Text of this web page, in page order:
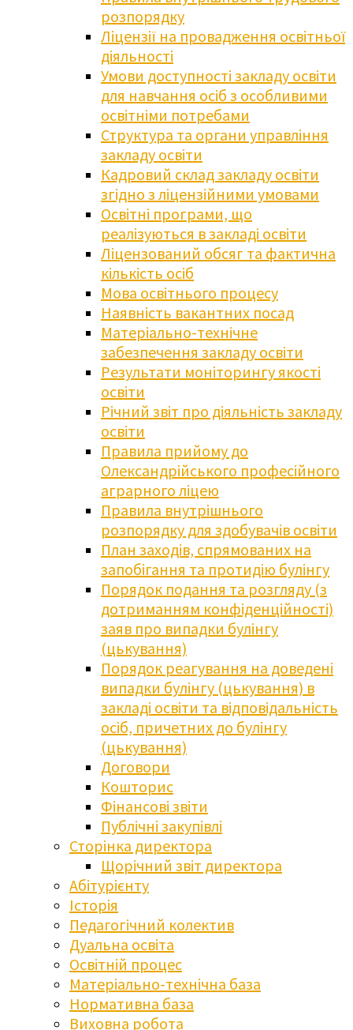
розпорядку
Ліцензії на провадження освітньої
діяльності
Умови доступності закладу освіти
для навчання осіб з особливими
освітніми потребами
Структура та органи управління
закладу освіти
Кадровий склад закладу освіти
згідно з ліцензійними умовами
Освітні програми, що
реалізуються в закладі освіти
Ліцензований обсяг та фактична
кількість осіб
Мова освітнього процесу
Наявність вакантних посад
Матеріально-технічне
забезпечення закладу освіти
Результати моніторингу якості
освіти
Річний звіт про діяльність закладу
освіти
Правила прийому до
Олександрійського професійного
аграрного ліцею
Правила внутрішнього
розпорядку для здобувачів освіти
План заходів, спрямованих на
запобігання та протидію булінгу
Порядок подання та розгляду (з
дотриманням конфіденційності)
заяв про випадки булінгу
(цькування)
Порядок реагування на доведені
випадки булінгу (цькування) в
закладі освіти та відповідальність
осіб, причетних до булінгу
(цькування)
Договори
Кошторис
Фінансові звіти
Публічні закупівлі
Сторінка директора
Щорічний звіт директора
Абітурієнту
Історія
Педагогічний колектив
Дуальна освіта
Освітній процес
Матеріально-технічна база
Нормативна база
Виховна робота